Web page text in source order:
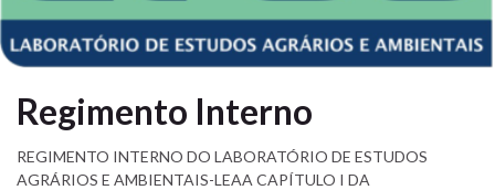
Regimento Interno
REGIMENTO INTERNO DO LABORATÓRIO DE ESTUDOS
AGRÁRIOS E AMBIENTAIS-LEAA CAPÍTULO I DA